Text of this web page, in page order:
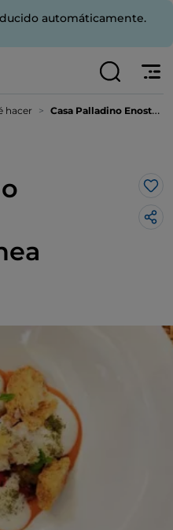
automáticamente.
hacer Casa Palladino Enosteria Contemporanea
Me